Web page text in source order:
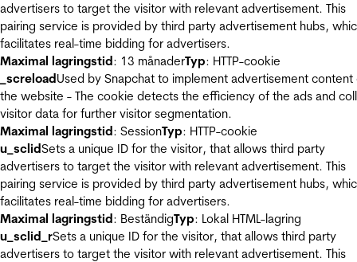
advertisers to target the visitor with relevant advertisement. This
pairing service is provided by third party advertisement hubs,
facilitates real-time bidding for advertisers.
Maximal lagringstid: 13 månaderTyp: HTTP-cookie
_screloadUsed by Snapchat to implement advertisement content
the website - The cookie detects the efficiency of the ads and
visitor data for further visitor segmentation.
Maximal lagringstid: SessionTyp: HTTP-cookie
u_sclidSets a unique ID for the visitor, that allows third party
advertisers to target the visitor with relevant advertisement. This
pairing service is provided by third party advertisement hubs,
facilitates real-time bidding for advertisers.
Maximal lagringstid: BeständigTyp: Lokal HTML-lagring
u_sclid_rSets a unique ID for the visitor, that allows third party
advertisers to target the visitor with relevant advertisement. This